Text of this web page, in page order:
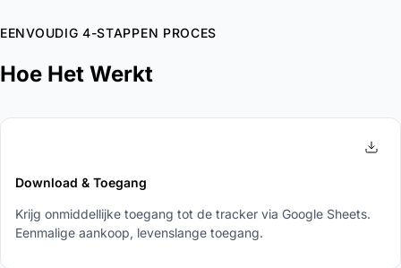
EENVOUDIG 4-STAPPEN PROCES
Hoe Het Werkt
Download & Toegang
Krijg onmiddellijke toegang tot de tracker via Google Sheets.
Eenmalige aankoop, levenslange toegang.